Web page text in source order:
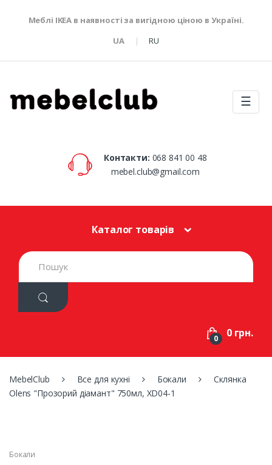
Меблі IKEA в наявності за вигідною ціною в Україні.
UA
RU
☰
Контакти: 068 841 00 48
mebel.club@gmail.com
Каталог товарів
S
e
h
:
0 0 грн.
MebelClub Все для кухні Бокали
Склянка
Olens "Прозорий діамант" 750мл, XD04-1
Бокали